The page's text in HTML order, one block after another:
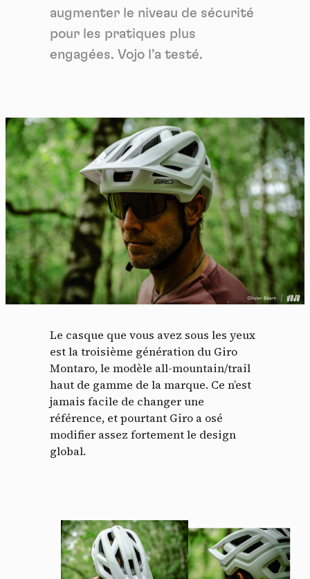
augmenter le niveau de sécurité
pour les pratiques plus
engagées. Vojo l’a testé.
Le casque que vous avez sous les yeux
est la troisième génération du Giro
Montaro, le modèle all-mountain/trail
haut de gamme de la marque. Ce n’est
jamais facile de changer une
référence, et pourtant Giro a osé
modifier assez fortement le design
global.